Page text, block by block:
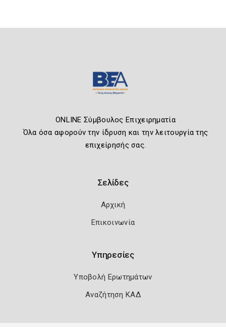
ONLINE Σύμβουλος Επιχειρηματία
Όλα όσα αφορούν την ίδρυση και την λειτουργία της
επιχείρησής σας.
Σελίδες
Αρχική
Επικοινωνία
Υπηρεσίες
Υποβολή Ερωτημάτων
Αναζήτηση ΚΑΔ